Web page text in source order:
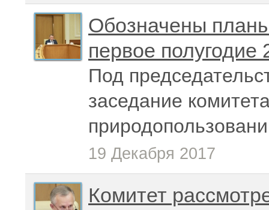
Обозначены
первое полугодие
Под
заседание
19 Декабря 2017
Комитет